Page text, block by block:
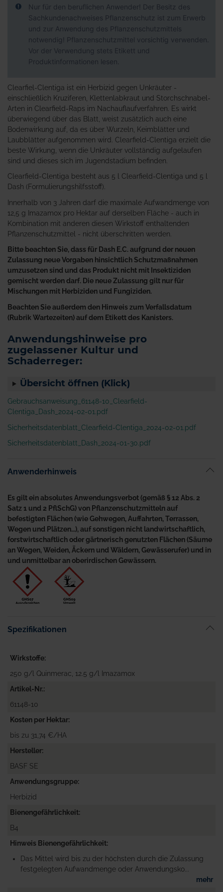
Nur für den beruflichen Anwender! Der Besitz des
Sachkundenachweises Pflanzenschutz ist zum Erwerb
und zur Anwendung des Pflanzenschutzmittels
notwendig! Pflanzenschutzmittel vorsichtig verwenden.
Vor der Verwendung stets Etikett und
Produktinformationen lesen.
Clearfiel-Clentiga ist ein Herbizid gegen Unkräuter -
einschließlich Kruziferen, Klettenlabkraut und Storchschnabel-
Arten in Clearfield-Raps im Nachauflaufverfahren. Es wirkt
überwiegend über das Blatt, weist zusätzlich auch eine
Bodenwirkung auf, da es über Wurzeln, Keimblätter und
Laubblätter aufgenommen wird. Clearfield-Clentiga erzielt die
beste Wirkung, wenn die Unkräuter vollständig aufgelaufen
sind und dieses sich im Jugendstadium befinden.
Clearfield-Clentiga besteht aus 5 l Clearfield-Clentiga und 5 l
Dash (Formulierungshilfsstoff).
Innerhalb von 3 Jahren darf die maximale Aufwandmenge von
12,5 g Imazamox pro Hektar auf derselben Fläche - auch in
Kombination mit anderen diesen Wirkstoff enthaltenden
Pflanzenschutzmittel - nicht überschritten werden.
Bitte beachten Sie, dass für Dash E.C. aufgrund der neuen
Zulassung neue Vorgaben hinsichtlich Schutzmaßnahmen
umzusetzen sind und das Produkt nicht mit Insektiziden
gemischt werden darf. Die neue Zulassung gilt nur für
Mischungen mit Herbiziden und Fungiziden.
Beachten Sie außerdem den Hinweis zum Verfallsdatum
(Rubrik Wartezeiten) auf dem Etikett des Kanisters.
Anwendungshinweise pro
zugelassener Kultur und
Schaderreger:
Übersicht öffnen (Klick)
Gebrauchsanweisung_61148-10_Clearfield-
Clentiga_Dash_2024-02-01.pdf
Sicherheitsdatenblatt_Clearfield-Clentiga_2024-02-01.pdf
Sicherheitsdatenblatt_Dash_2024-01-30.pdf
Anwenderhinweis
Es gilt ein absolutes Anwendungsverbot (gemäß § 12 Abs. 2
Satz 1 und 2 PflSchG) von Pflanzenschutzmitteln auf
befestigten Flächen (wie Gehwegen, Auffahrten, Terrassen,
Wegen und Plätzen…), auf sonstigen nicht landwirtschaftlich,
forstwirtschaftlich oder gärtnerisch genutzten Flächen (Säume
an Wegen, Weiden, Äckern und Wäldern, Gewässerufer) und in
und unmittelbar an oberirdischen Gewässern.
Spezifikationen
Wirkstoffe
250 g/l Quinmerac, 12.5 g/l Imazamox
Artikel-Nr.
61148-10
Kosten per Hektar
bis zu 31,74 €/HA
Hersteller
BASF SE
Anwendungsgruppe
Herbizid
Bienengefährlichkeit
B4
Hinweis Bienengefährlichkeit
Das Mittel wird bis zu der höchsten durch die Zulassung
festgelegten Aufwandmenge oder Anwendungsko...
mehr